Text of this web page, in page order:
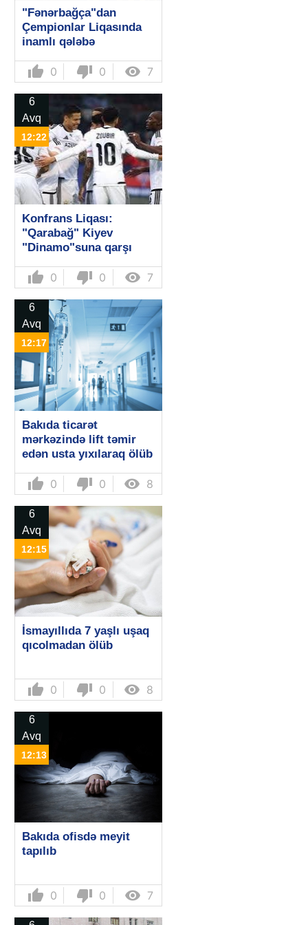
"Fənərbağça"dan
Çempionlar Liqasında
inamlı qələbə
thumb_up 0 thumb_down 0  7
6
Avq
12:22
Konfrans Liqası:
"Qarabağ" Kiyev
"Dinamo"suna qarşı
thumb_up 0 thumb_down 0  7
6
Avq
12:17
Bakıda ticarət
mərkəzində lift təmir
edən usta yıxılaraq ölüb
thumb_up 0 thumb_down 0  8
6
Avq
12:15
İsmayıllıda 7 yaşlı uşaq
qıcolmadan ölüb
thumb_up 0 thumb_down 0  8
6
Avq
12:13
Bakıda ofisdə meyit
tapılıb
thumb_up 0 thumb_down 0  7